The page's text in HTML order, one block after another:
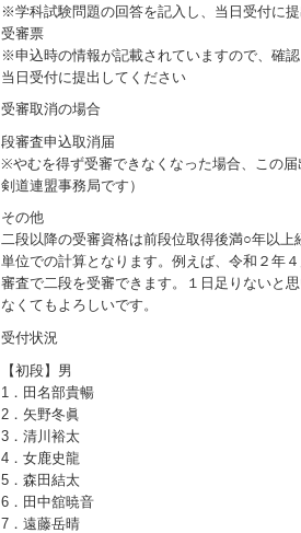
※学科試験問題の回答を記入し、当日受付に
受審票
※申込時の情報が記載されていますので、確
当日受付に提出してください
受審取消の場合
段審査申込取消届
※やむを得ず受審できなくなった場合、この
剣道連盟事務局です）
その他
二段以降の受審資格は前段位取得後満○年以
単位での計算となります。例えば、令和２年
審査で二段を受審できます。１日足りないと
なくてもよろしいです。
受付状況
【初段】男
1．田名部貴暢
2．矢野冬眞
3．清川裕太
4．女鹿史龍
5．森田結太
6．田中舘暁音
7．遠藤岳晴